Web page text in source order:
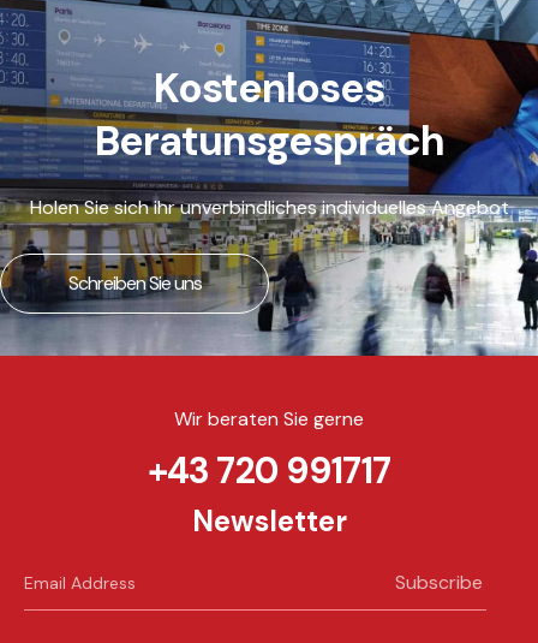
Kostenloses
Beratunsgespräch
Holen Sie sich ihr unverbindliches individuelles Angebot
Schreiben Sie uns
Wir beraten Sie gerne
+43 720 991717
Newsletter
Subscribe